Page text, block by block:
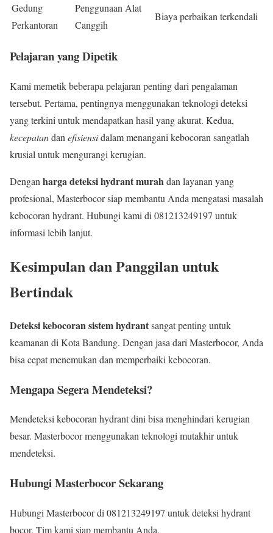
Gedung
Perkantoran
Penggunaan Alat
Canggih
Biaya perbaikan terkendali
Pelajaran yang Dipetik
Kami memetik beberapa pelajaran penting dari pengalaman
tersebut. Pertama, pentingnya menggunakan teknologi deteksi
yang terkini untuk mendapatkan hasil yang akurat. Kedua,
kecepatandan efisiensidalam menangani kebocoran sangatlah
krusial untuk mengurangi kerugian.
Dengan harga deteksi hydrant murahdan layanan yang
profesional, Masterbocor siap membantu Anda mengatasi masalah
kebocoran hydrant. Hubungi kami di 081213249197 untuk
informasi lebih lanjut.
Kesimpulan dan Panggilan untuk
Bertindak
Deteksi kebocoran sistem hydrantsangat penting untuk
keamanan di Kota Bandung. Dengan jasa dari Masterbocor, Anda
bisa cepat menemukan dan memperbaiki kebocoran.
Mengapa Segera Mendeteksi?
Mendeteksi kebocoran hydrant dini bisa menghindari kerugian
besar. Masterbocor menggunakan teknologi mutakhir untuk
mendeteksi.
Hubungi Masterbocor Sekarang
Hubungi Masterbocor di 081213249197 untuk deteksi hydrant
bocor. Tim kami siap membantu Anda.